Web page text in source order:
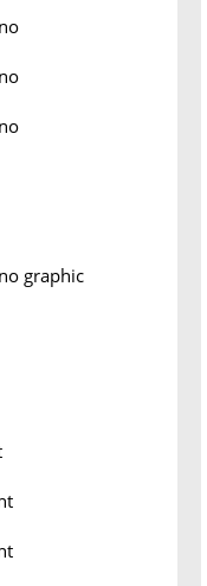
graphic